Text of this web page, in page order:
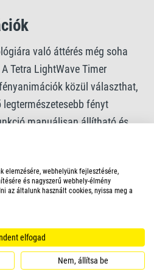
való áttérés még soha
Tetra LightWave Timer
közül választhat,
fényt
manuálisan állítható és
és naplemente imitációja
a fény több percen
vagy gyengébben világít,
és a napnyugtát. Felhő-
az halak természetes
a vihar-beállítással
Így a Tetra LightWave Timer
elemzésére, webhelyünk fejlesztésére,
és nagyszerű webhely-élmény
az általunk használt cookies, nyissa meg a
elfogad
Nem, állítsa be